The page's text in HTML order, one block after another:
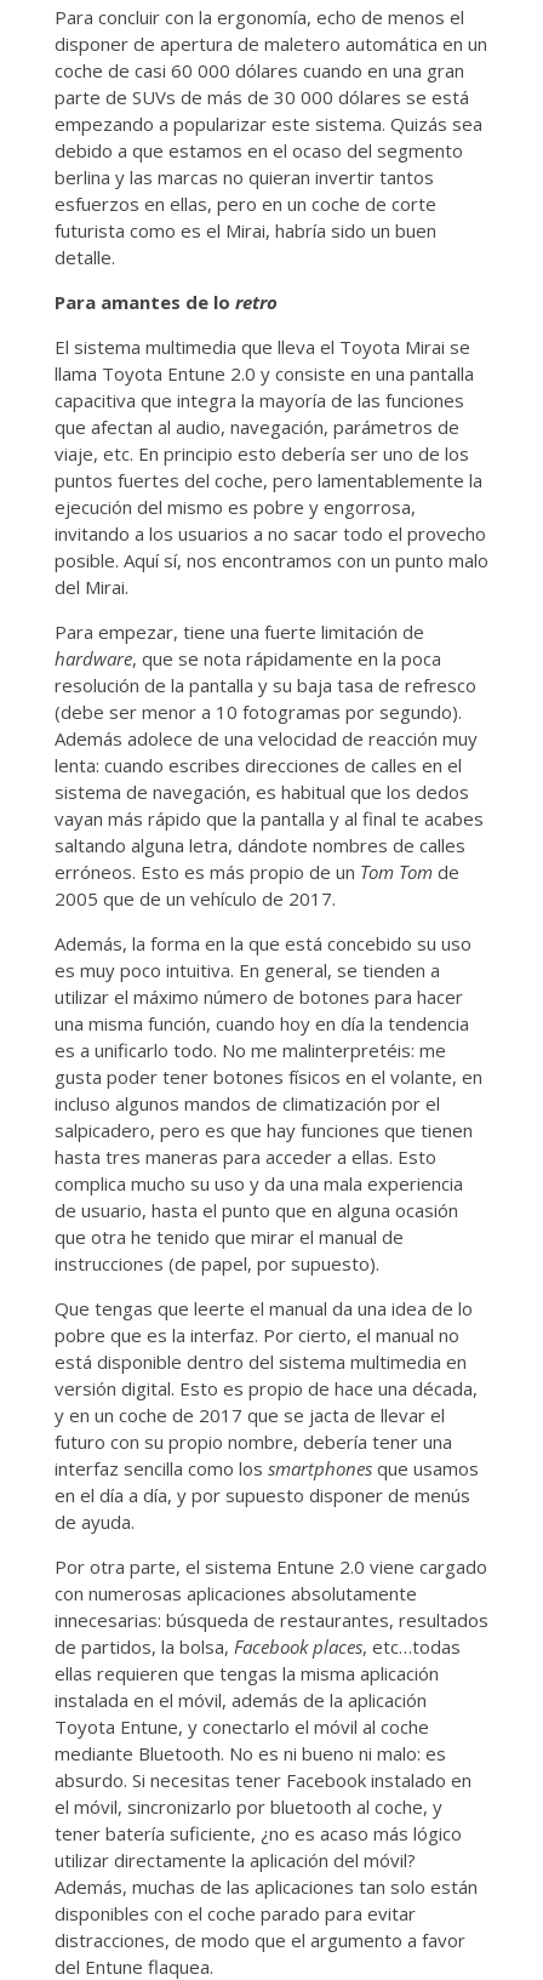
Para concluir con la ergonomía, echo de menos el
disponer de apertura de maletero automática en un
coche de casi 60 000 dólares cuando en una gran
parte de SUVs de más de 30 000 dólares se está
empezando a popularizar este sistema. Quizás sea
debido a que estamos en el ocaso del segmento
berlina y las marcas no quieran invertir tantos
esfuerzos en ellas, pero en un coche de corte
futurista como es el Mirai, habría sido un buen
detalle.
Para amantes de lo retro
El sistema multimedia que lleva el Toyota Mirai se
llama Toyota Entune 2.0 y consiste en una pantalla
capacitiva que integra la mayoría de las funciones
que afectan al audio, navegación, parámetros de
viaje, etc. En principio esto debería ser uno de los
puntos fuertes del coche, pero lamentablemente la
ejecución del mismo es pobre y engorrosa,
invitando a los usuarios a no sacar todo el provecho
posible. Aquí sí, nos encontramos con un punto malo
del Mirai.
Para empezar, tiene una fuerte limitación de
hardware, que se nota rápidamente en la poca
resolución de la pantalla y su baja tasa de refresco
(debe ser menor a 10 fotogramas por segundo).
Además adolece de una velocidad de reacción muy
lenta: cuando escribes direcciones de calles en el
sistema de navegación, es habitual que los dedos
vayan más rápido que la pantalla y al final te acabes
saltando alguna letra, dándote nombres de calles
erróneos. Esto es más propio de un Tom Tomde
2005 que de un vehículo de 2017.
Además, la forma en la que está concebido su uso
es muy poco intuitiva. En general, se tienden a
utilizar el máximo número de botones para hacer
una misma función, cuando hoy en día la tendencia
es a unificarlo todo. No me malinterpretéis: me
gusta poder tener botones físicos en el volante, en
incluso algunos mandos de climatización por el
salpicadero, pero es que hay funciones que tienen
hasta tres maneras para acceder a ellas. Esto
complica mucho su uso y da una mala experiencia
de usuario, hasta el punto que en alguna ocasión
que otra he tenido que mirar el manual de
instrucciones (de papel, por supuesto).
Que tengas que leerte el manual da una idea de lo
pobre que es la interfaz. Por cierto, el manual no
está disponible dentro del sistema multimedia en
versión digital. Esto es propio de hace una década,
y en un coche de 2017 que se jacta de llevar el
futuro con su propio nombre, debería tener una
interfaz sencilla como los smartphones que usamos
en el día a día, y por supuesto disponer de menús
de ayuda.
Por otra parte, el sistema Entune 2.0 viene cargado
con numerosas aplicaciones absolutamente
innecesarias: búsqueda de restaurantes, resultados
de partidos, la bolsa, Facebook places, etc…todas
ellas requieren que tengas la misma aplicación
instalada en el móvil, además de la aplicación
Toyota Entune, y conectarlo el móvil al coche
mediante Bluetooth. No es ni bueno ni malo: es
absurdo. Si necesitas tener Facebook instalado en
el móvil, sincronizarlo por bluetooth al coche, y
tener batería suficiente, ¿no es acaso más lógico
utilizar directamente la aplicación del móvil?
Además, muchas de las aplicaciones tan solo están
disponibles con el coche parado para evitar
distracciones, de modo que el argumento a favor
del Entune flaquea.